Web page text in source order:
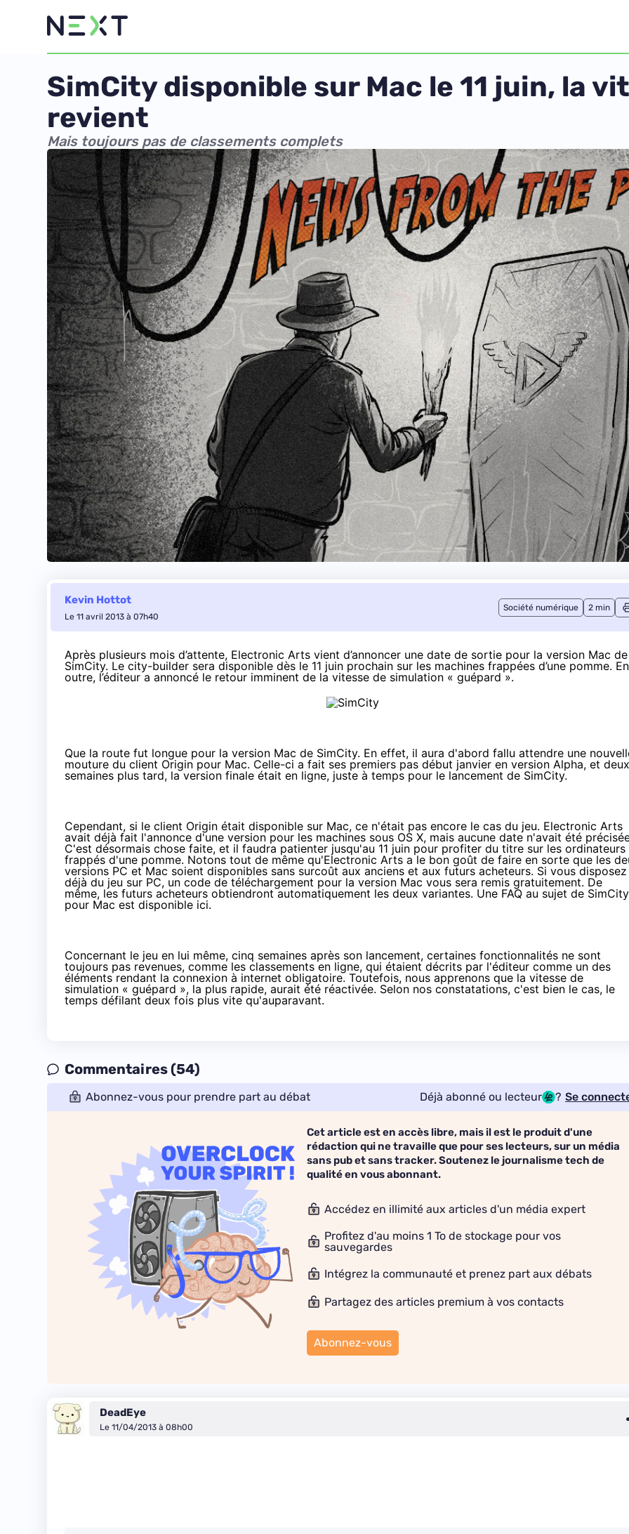
SimCity disponible sur Mac le 11 juin, la
revient
Mais toujours pas de classements complets
Kevin Hottot
Le 11 avril 2013 à 07h40
Société numérique 2 min
Après plusieurs mois d’attente, Electronic Arts vient d’annoncer une date de sortie pour la version Mac de
SimCity. Le city-builder sera disponible dès le 11 juin prochain sur les machines frappées d’une pomme. En
outre, l’éditeur a annoncé le retour imminent de la vitesse de simulation « guépard ».
Que la route fut longue pour la version Mac de SimCity. En effet, il aura d'abord fallu attendre une
mouture du client Origin pour Mac. Celle-ci a fait ses premiers pas début janvier en version Alpha, et deux
semaines plus tard, laversion finale était en ligne, juste à temps pour le lancement de SimCity.
Cependant, si le client Origin était disponible sur Mac, ce n'était pas encore le cas du jeu. Electronic Arts
avait déjà fait l'annonce d'une version pour les machines sous OS X, mais aucune date n'avait été
C'est désormais chose faite, et il faudra patienter jusqu'au 11 juin pour profiter du titre sur les ordinateurs
frappés d'une pomme. Notons tout de même qu'Electronic Arts a le bon goût de faire en sorte que les
versions PC et Mac soient disponibles sans surcoût aux anciens et aux futurs acheteurs. Si vous disposez
déjà du jeu sur PC, un code de téléchargement pour la version Mac vous sera remis gratuitement. De
même, les futurs acheteurs obtiendront automatiquement les deux variantes. Une FAQ au sujet de SimCity
pour Mac est disponible ici.
Concernant le jeu en lui même, cinq semaines après son lancement, certaines fonctionnalités ne sont
toujours pas revenues, comme les classements en ligne, qui étaient décrits par l'éditeur comme un des
éléments rendant la connexion à internet obligatoire. Toutefois, nous apprenons que la vitesse de
simulation « guépard », la plus rapide, aurait été réactivée. Selon nos constatations, c'est bien le cas, le
temps défilant deux fois plus vite qu'auparavant.
Commentaires (54)
Abonnez-vous pour prendre part au débat Déjà abonné ou lecteur ? Se
Cet article est en accès libre, mais il est le produit d'une
rédaction qui ne travaille que pour ses lecteurs, sur un média
sans pub et sans tracker. Soutenez le journalisme tech de
qualité en vous abonnant.
Accédez en illimité aux articles d'un média expert
Profitez d'au moins 1 To de stockage pour vos
sauvegardes
Intégrez la communauté et prenez part aux débats
Partagez des articles premium à vos contacts
Abonnez-vous
DeadEye
Le 11/04/2013 à 08h00